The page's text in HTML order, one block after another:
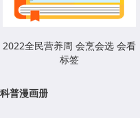
2022全民营养周 会烹会选 会看
标签
科普漫画册